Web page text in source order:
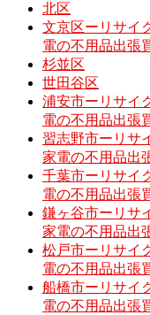
北区
文京区ーリサイ
電の不用品出張
杉並区
世田谷区
浦安市ーリサイ
電の不用品出張
習志野市ーリサ
家電の不用品出
千葉市ーリサイ
電の不用品出張
鎌ヶ谷市ーリサ
家電の不用品出
松戸市ーリサイ
電の不用品出張
船橋市ーリサイ
電の不用品出張